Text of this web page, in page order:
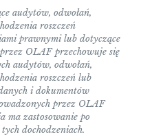
audytów, odwołań,
roszczeń
prawnymi lub dotyczące
OLAF przechowuje się
audytów, odwołań,
roszczeń lub
i dokumentów
przez OLAF
ma zastosowanie po
dochodzeniach.